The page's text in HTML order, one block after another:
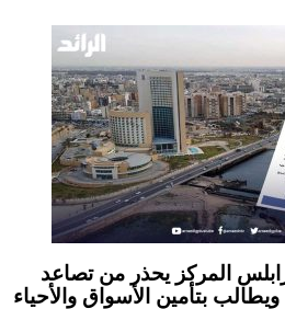
المركز يحذر من تصاعد
بتأمين الأسواق والأحياء